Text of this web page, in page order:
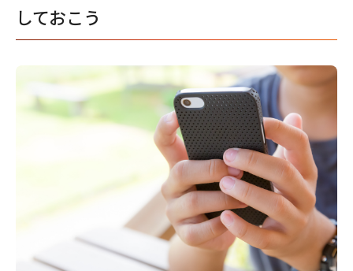
しておこう